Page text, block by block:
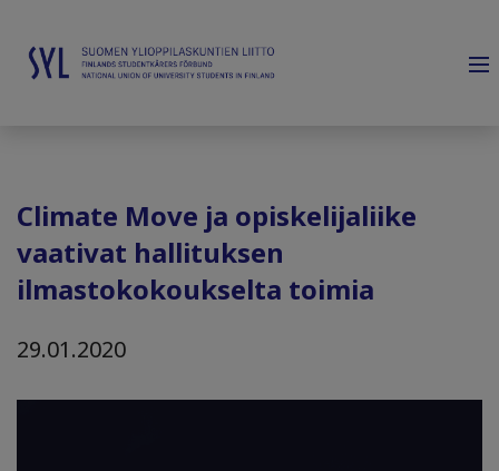
Climate Move ja opiskelijaliike
vaativat hallituksen
ilmastokokoukselta toimia
29.01.2020